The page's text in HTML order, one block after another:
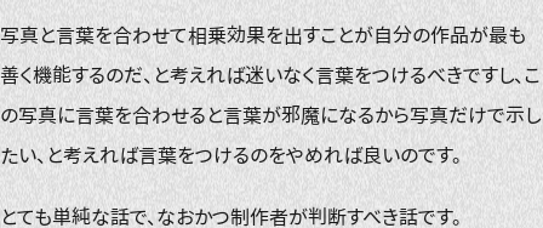
写真と言葉を合わせて相乗効果を出すことが自分の作品が最も
善く機能するのだ、と考えれば迷いなく言葉をつけるべきですし、こ
の写真に言葉を合わせると言葉が邪魔になるから写真だけで示し
たい、と考えれば言葉をつけるのをやめれば良いのです。
とても単純な話で、なおかつ制作者が判断すべき話です。